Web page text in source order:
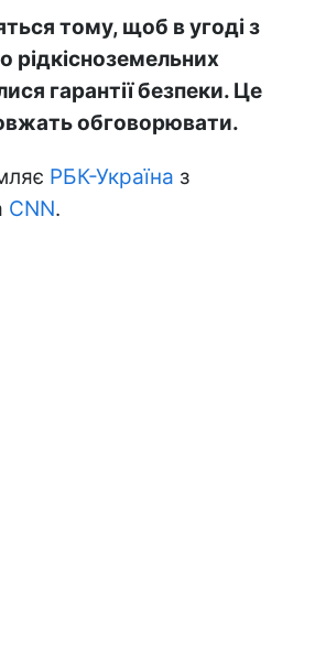
тому, щоб в угоді з
рідкісноземельних
гарантії безпеки. Це
обговорювати.
РБК-Україна з
CNN.